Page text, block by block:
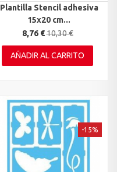
Plantilla Stencil adhesiva
15x20 cm...
8,76 €10,30 €
AÑADIR AL CARRITO
-15%